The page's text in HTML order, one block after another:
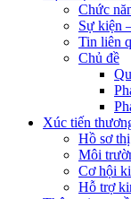
Chức
Sự kiện
Tin liên
Chủ đề
Xúc tiến
Hồ sơ
Môi
Cơ hội
Hỗ trợ